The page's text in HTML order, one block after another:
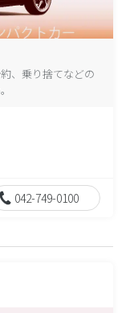
、乗り捨てなどの
042-749-0100